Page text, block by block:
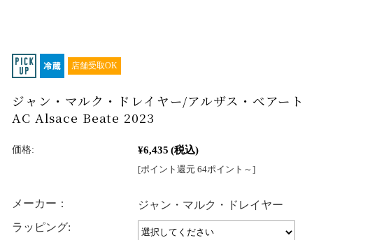
グラス・酒器・
ヘルスケア
店舗受取OK
ジャン・マルク・ドレイヤー/アルザス・べアート
AC Alsace Beate 2023
価格: ¥6,435 (税込)
[ポイント還元 64ポイント～]
メーカー：
ジャン・マルク・ドレイヤー
ラッピング: